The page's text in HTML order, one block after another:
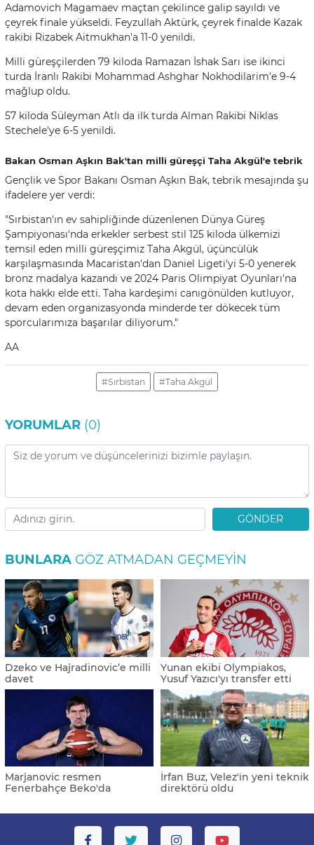
Adamovich Magamaev maçtan çekilince galip sayıldı ve
çeyrek finale yükseldi. Feyzullah Aktürk, çeyrek finalde Kazak
rakibi Rizabek Aitmukhan'a 11-0 yenildi.
Milli güreşçilerden 79 kiloda Ramazan İshak Sarı ise ikinci
turda İranlı Rakibi Mohammad Ashghar Nokhodilarim'e 9-4
mağlup oldu.
57 kiloda Süleyman Atlı da ilk turda Alman Rakibi Niklas
Stechele'ye 6-5 yenildi.
Bakan Osman Aşkın Bak'tan milli güreşçi Taha Akgül'e tebrik
Gençlik ve Spor Bakanı Osman Aşkın Bak, tebrik mesajında şu
ifadelere yer verdi:
"Sırbistan'ın ev sahipliğinde düzenlenen Dünya Güreş
Şampiyonası'nda erkekler serbest stil 125 kiloda ülkemizi
temsil eden milli güreşçimiz Taha Akgül, üçüncülük
karşılaşmasında Macaristan'dan Daniel Ligeti'yi 5-0 yenerek
bronz madalya kazandı ve 2024 Paris Olimpiyat Oyunları'na
kota hakkı elde etti. Taha kardeşimi canıgönülden kutluyor,
devam eden organizasyonda minderde ter dökecek tüm
sporcularımıza başarılar diliyorum."
AA
#Sırbistan #Taha Akgül
YORUMLAR (0)
GÖNDER
BUNLARA GÖZ ATMADAN GEÇMEYIN
Dzeko ve Hajradinovic’e milli
davet
Yunan ekibi Olympiakos,
Yusuf Yazıcı'yı transfer etti
Marjanovic resmen
Fenerbahçe Beko'da
İrfan Buz, Velez'in yeni teknik
direktörü oldu